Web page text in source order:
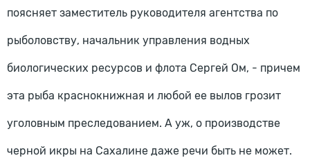
поясняет заместитель руководителя агентства по
рыболовству, начальник управления водных
биологических ресурсов и флота Сергей Ом, - причем
эта рыба краснокнижная и любой ее вылов грозит
уголовным преследованием. А уж, о производстве
черной икры на Сахалине даже речи быть не может.